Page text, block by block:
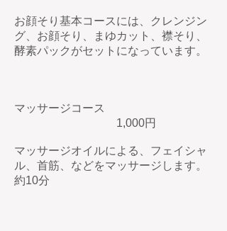
お顔そり基本コースには、クレンジン
グ、お顔そり、まゆカット、襟そり、
酵素パックがセットになっています。
マッサージコース
1,000円
​マッサージオイルによる、フェイシャ
ル、首筋、などをマッサージします。
約10分